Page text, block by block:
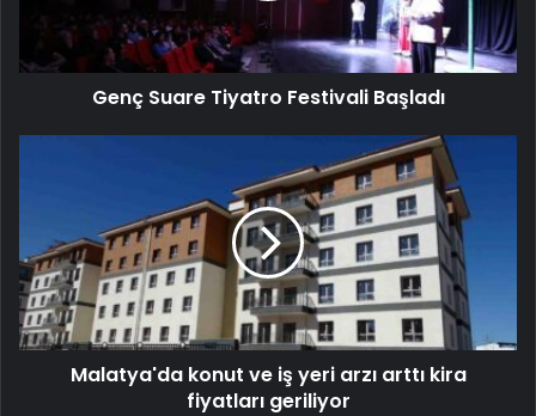
Genç Suare Tiyatro Festivali Başladı
Malatya'da konut ve iş yeri arzı arttı kira
fiyatları geriliyor